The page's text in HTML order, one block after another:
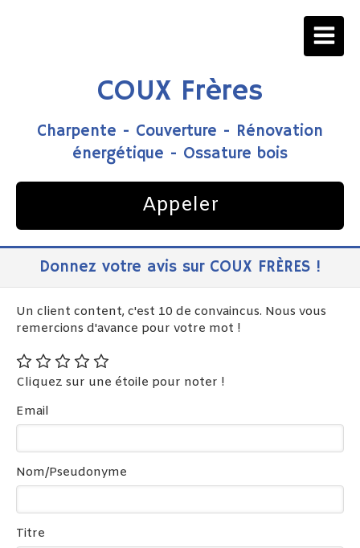
COUX Frères
Charpente - Couverture - Rénovation
énergétique - Ossature bois
Appeler
Donnez votre avis sur COUX FRÈRES !
Un client content, c'est 10 de convaincus. Nous vous
remercions d'avance pour votre mot !
Cliquez sur une étoile pour noter !
Email
Nom/Pseudonyme
Titre